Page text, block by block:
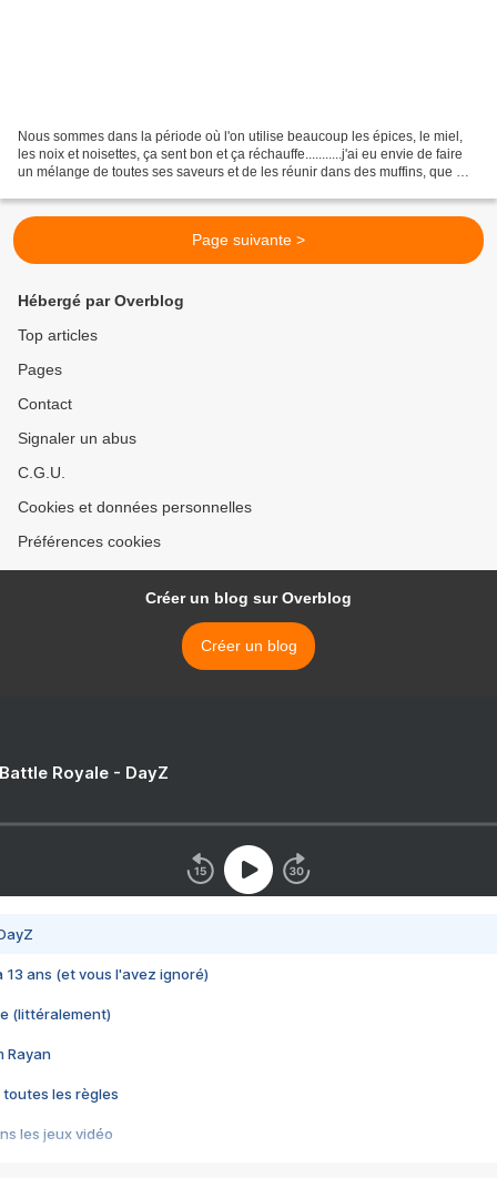
Nous sommes dans la période où l'on utilise beaucoup les épices, le miel,
les noix et noisettes, ça sent bon et ça réchauffe...........j'ai eu envie de faire
un mélange de toutes ses saveurs et de les réunir dans des muffins, que ma
Page suivante >
Hébergé par Overblog
Top articles
Pages
Contact
Signaler un abus
C.G.U.
Cookies et données personnelles
Préférences cookies
Créer un blog sur Overblog
Créer un blog
Royale - DayZ
13 ans (et vous l'avez ignoré)
(littéralement)
Rayan
toutes les règles
les jeux vidéo